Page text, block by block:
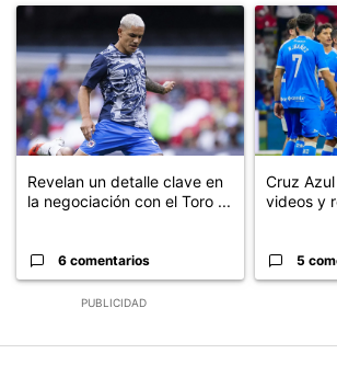
PUBLICIDAD
Un artículo de tendencia con el título
Revelan un detalle clave en
la negociación con el Toro ...
6 comentarios
Un artículo
Cruz
videos y
5